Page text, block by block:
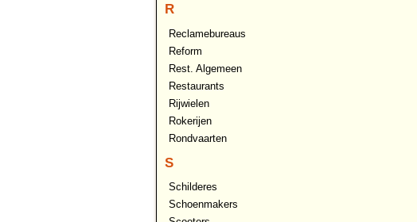
R
Reclamebureaus
Reform
Rest. Algemeen
Restaurants
Rijwielen
Rokerijen
Rondvaarten
S
Schilderes
Schoenmakers